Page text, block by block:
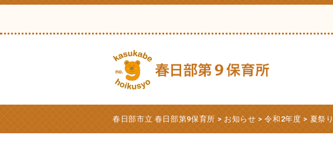
コ
ス
キ
日
部
日
部
春日部市立 春日部第9保育所 > お知らせ >令和2年度 > 夏祭り
市
立
春
日
第
9